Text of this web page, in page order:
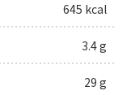
645 kcal
3.4 g
29 g